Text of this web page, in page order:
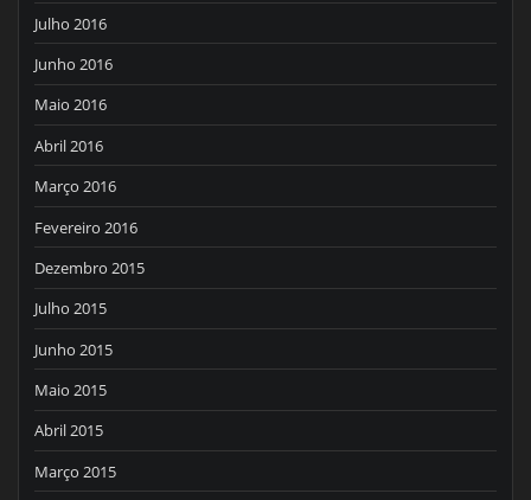
Julho 2016
Junho 2016
Maio 2016
Abril 2016
Março 2016
Fevereiro 2016
Dezembro 2015
Julho 2015
Junho 2015
Maio 2015
Abril 2015
Março 2015